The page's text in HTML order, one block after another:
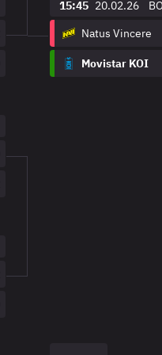
15:45 20.02.26
Natus Vincere
Movistar KOI